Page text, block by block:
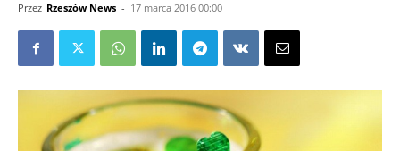
Przez Rzeszów News - 17 marca 2016 00:00